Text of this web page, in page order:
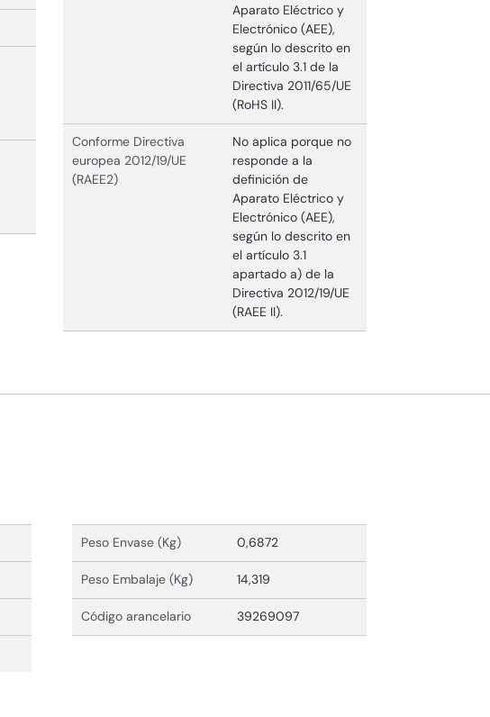
Aparato Eléctrico y
Electrónico (AEE),
según lo descrito en
el artículo 3.1 de la
Directiva 2011/65/UE
(RoHS II).
Conforme Directiva
europea 2012/19/UE
(RAEE2)
No aplica porque no
responde a la
definición de
Aparato Eléctrico y
Electrónico (AEE),
según lo descrito en
el artículo 3.1
apartado a) de la
Directiva 2012/19/UE
(RAEE II).
Peso Envase (Kg) 0,6872
Peso Embalaje (Kg) 14,319
Código arancelario 39269097